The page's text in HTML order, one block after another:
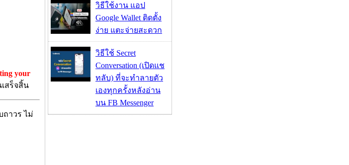
your
สร็จสิ้น
ถาวร ไม่
วิธีใช้งาน แอป
Google Wallet ติดตั้ง
ง่าย แตะจ่ายสะดวก
วิธีใช้ Secret
Conversation (เปิดแช
ทลับ) ที่จะทำลายตัว
เองทุกครั้งหลังอ่าน
บน FB Messenger